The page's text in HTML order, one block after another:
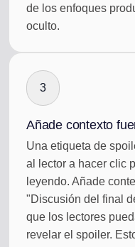
de los enfoques
oculto.
3
Añade contexto
Una etiqueta de
al lector a hacer clic
leyendo. Añade
"Discusión del final
que los lectores
revelar el spoiler.